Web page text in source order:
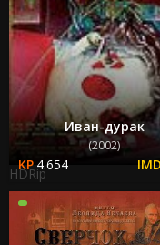
Иван-дурак
(2002)
4.654
HDRip